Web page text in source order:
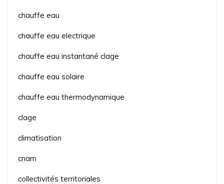
chauffe eau
chauffe eau electrique
chauffe eau instantané clage
chauffe eau solaire
chauffe eau thermodynamique
clage
climatisation
cnam
collectivités territoriales